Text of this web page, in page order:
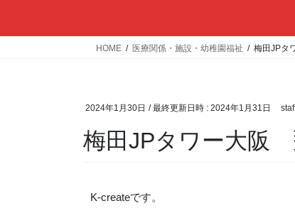
HOME 医療関係・施設・幼稚園福祉 梅田JPタ
2024年1月30日 / 最終更新日時 : 2024年1月31日
梅田JPタワー大阪
K-createです。